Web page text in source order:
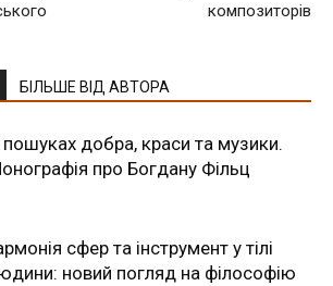
композиторів
БІЛЬШЕ ВІД АВТОРА
добра, краси та музики.
про Богдану Фільц
сфер та інструмент у тілі
новий погляд на філософію